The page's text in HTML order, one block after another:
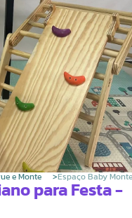
e Monte Espaço Baby
para Festa -